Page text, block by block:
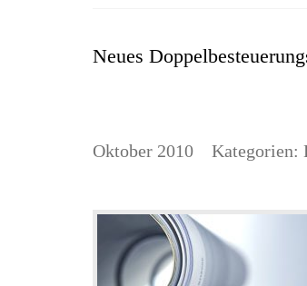
Neues
Oktober 2010 Kategorien: